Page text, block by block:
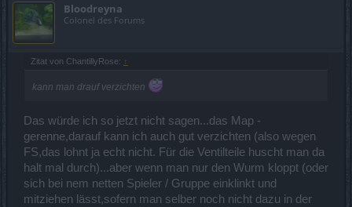
Bloodreyna
Colonel des Forums
Zitat von ChantillyRose: ↑
kann man drauf verzichten
Das würde ich so jetzt nicht sagen...das Map -
gerenne,darauf kann ich auch gut verzichten (also wegen
FS,das lohnt ja echt nicht. Für die Ventilteile huscht man da
halt mal durch)...aber wenn man nur den Wurm kloppt (oder
sich bei nem netten Spieler / Gruppe einklinkt und
mitziehen lässt,sofern man selber noch nicht dazu in der